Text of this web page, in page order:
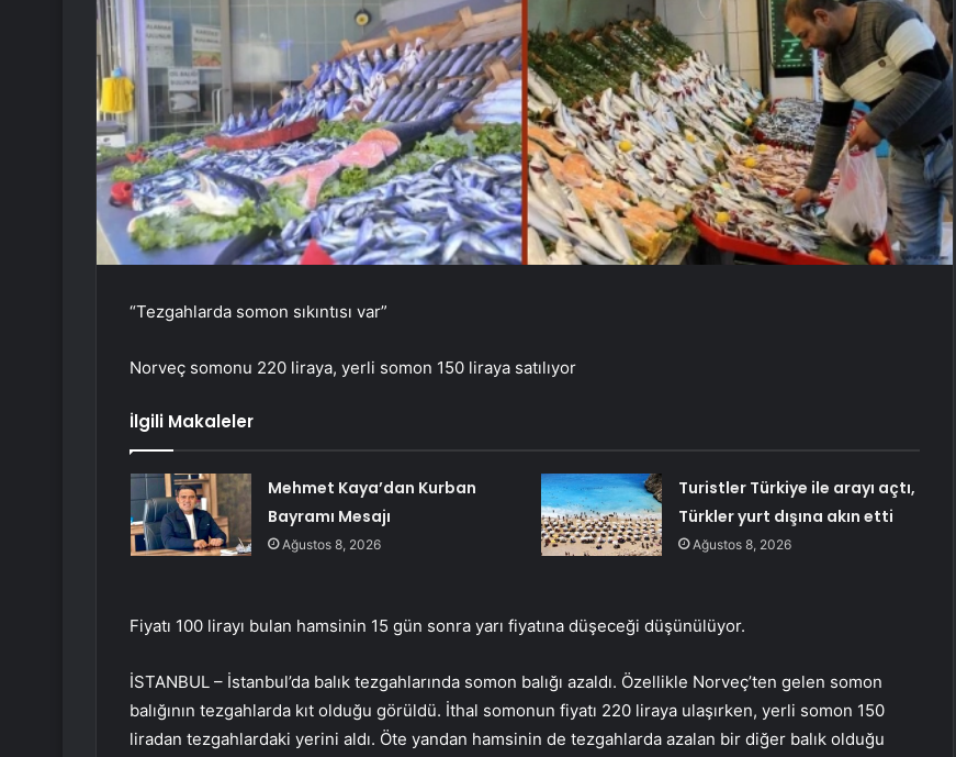
“Tezgahlarda somon sıkıntısı var”
Norveç somonu 220 liraya, yerli somon 150 liraya satılıyor
İlgili Makaleler
Mehmet Kaya’dan Kurban
Bayramı Mesajı
Ağustos 8, 2026
Turistler Türkiye ile arayı açtı,
Türkler yurt dışına akın etti
Ağustos 8, 2026
Fiyatı 100 lirayı bulan hamsinin 15 gün sonra yarı fiyatına düşeceği düşünülüyor.
İSTANBUL – İstanbul’da balık tezgahlarında somon balığı azaldı. Özellikle Norveç’ten gelen somon
balığının tezgahlarda kıt olduğu görüldü. İthal somonun fiyatı 220 liraya ulaşırken, yerli somon 150
liradan tezgahlardaki yerini aldı. Öte yandan hamsinin de tezgahlarda azalan bir diğer balık olduğu